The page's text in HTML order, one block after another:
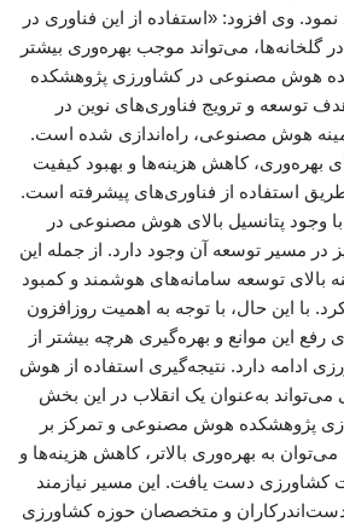
وی افزود: «استفاده از این فناوری در
گلخانه‌ها، می‌تواند موجب بهره‌وری بیشتر
هوش مصنوعی در کشاورزی پژوهشکده
توسعه و ترویج فناوری‌های نوین در
هوش مصنوعی، راه‌اندازی شده است.
بهره‌وری، کاهش هزینه‌ها و بهبود کیفیت
استفاده از فناوری‌های پیشرفته است.
وجود پتانسیل بالای هوش مصنوعی در
در مسیر توسعه آن وجود دارد. از جمله این
بالای توسعه سامانه‌های هوشمند و کمبود
با این حال، با توجه به اهمیت روزافزون
رفع این موانع و بهره‌گیری هرچه بیشتر از
ادامه دارد. نتیجه‌گیری استفاده از هوش
به‌عنوان یک انقلاب در این بخش
پژوهشکده هوش مصنوعی و تمرکز بر
به بهره‌وری بالاتر، کاهش هزینه‌ها و
کشاورزی دست یافت. این مسیر نیازمند
و متخصصان حوزه کشاورزی